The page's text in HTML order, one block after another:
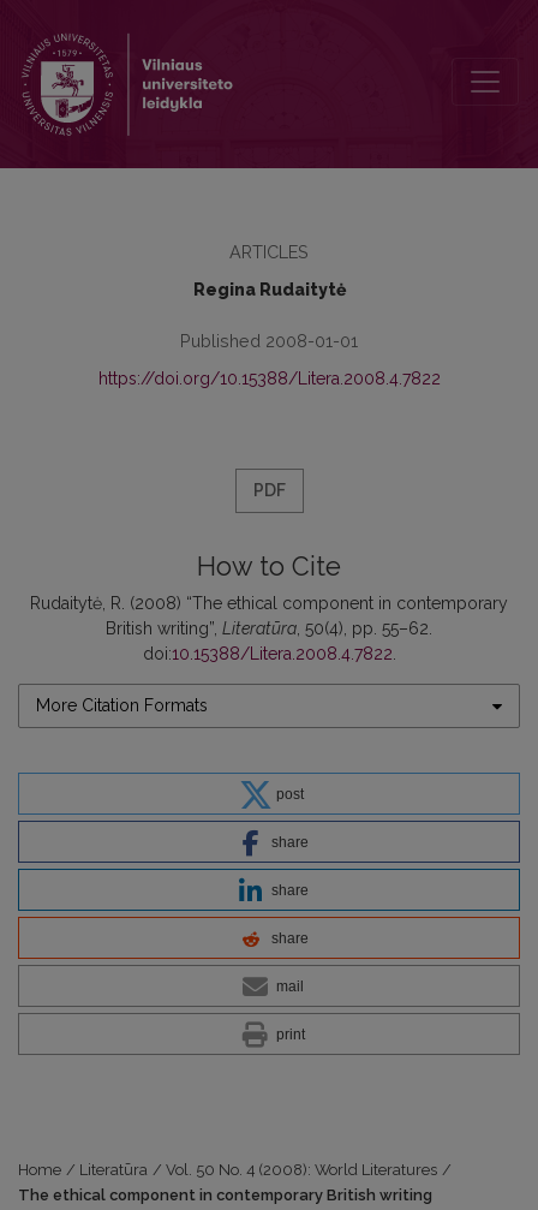
ARTICLES
Regina Rudaitytė
Published 2008-01-01
https://doi.org/10.15388/Litera.2008.4.7822
PDF
How to Cite
Rudaitytė, R. (2008) “The ethical component in contemporary
British writing”, Literatūra , 50(4), pp. 55–62.
doi:10.15388/Litera.2008.4.7822
More Citation Formats
post
share
share
share
mail
print
Home / Literatūra / Vol. 50 No. 4 (2008): World Literatures /
The ethical component in contemporary British writing